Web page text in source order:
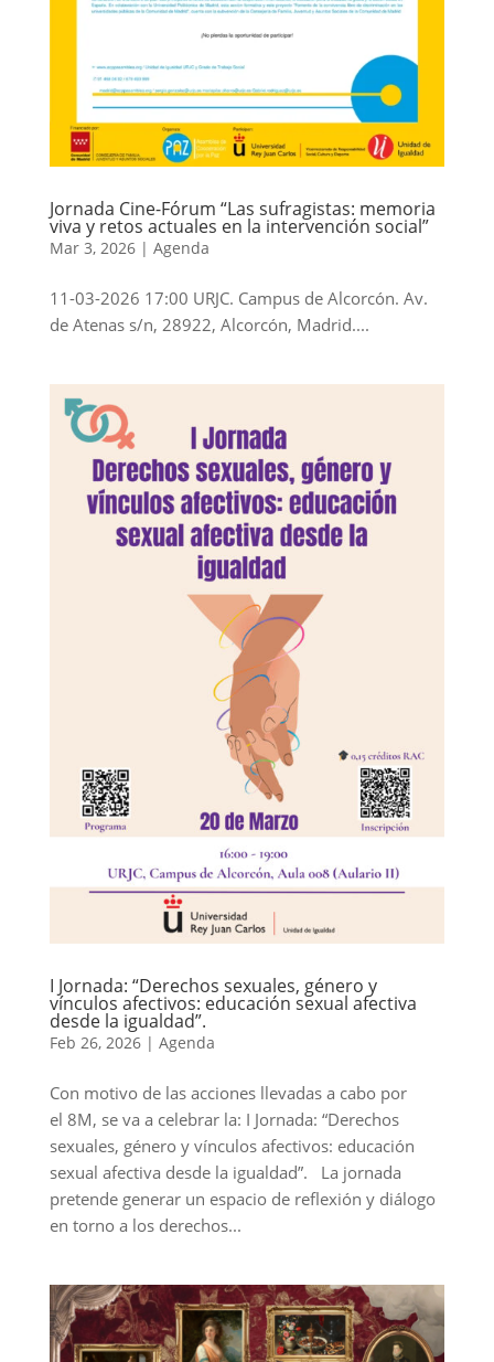
Jornada Cine-Fórum “Las sufragistas: memoria
viva y retos actuales en la intervención social”
Mar 3, 2026| Agenda
11-03-2026 17:00 URJC. Campus de Alcorcón. Av.
de Atenas s/n, 28922, Alcorcón, Madrid....
I Jornada: “Derechos sexuales, género y
vínculos afectivos: educación sexual afectiva
desde la igualdad”.
Feb 26, 2026| Agenda
Con motivo de las acciones llevadas a cabo por
el 8M, se va a celebrar la: I Jornada: “Derechos
sexuales, género y vínculos afectivos: educación
sexual afectiva desde la igualdad”. La jornada
pretende generar un espacio de reflexión y diálogo
en torno a los derechos...